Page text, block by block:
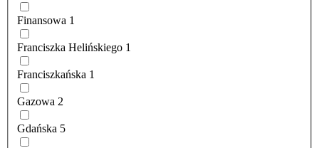
Finansowa 1
Franciszka Helińskiego 1
Franciszkańska 1
Gazowa 2
Gdańska 5